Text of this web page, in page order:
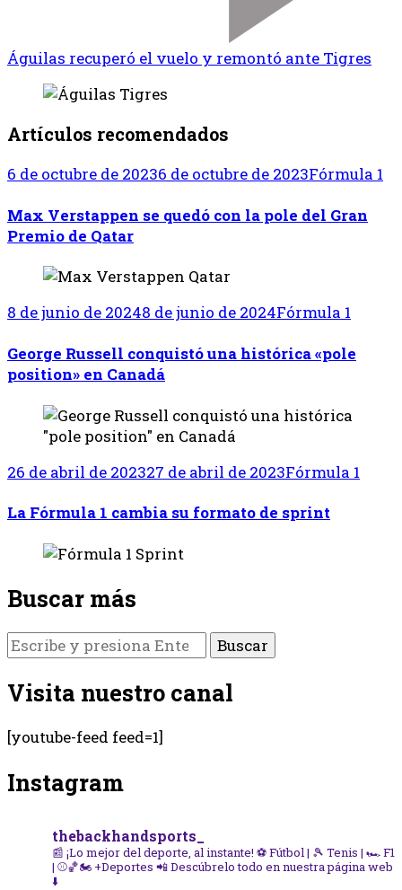
Águilas recuperó el vuelo y remontó ante Tigres
Artículos recomendados
6 de octubre de 20236 de octubre de 2023Fórmula 1
Max Verstappen se quedó con la pole del Gran
Premio de Qatar
8 de junio de 20248 de junio de 2024Fórmula 1
George Russell conquistó una histórica «pole
position» en Canadá
26 de abril de 202327 de abril de 2023Fórmula 1
La Fórmula 1 cambia su formato de sprint
Buscar más
¿Buscas
algo?
Visita nuestro canal
[youtube-feed feed=1]
Instagram
thebackhandsports_
📰 ¡Lo mejor del deporte, al instante! ⚽ Fútbol | 🎾 Tenis | 🏎️ F1
| ⚾🏀🏍️ +Deportes 📲 Descúbrelo todo en nuestra página web
⬇️